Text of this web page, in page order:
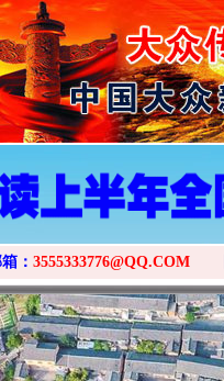
： 3555333776@QQ.COM